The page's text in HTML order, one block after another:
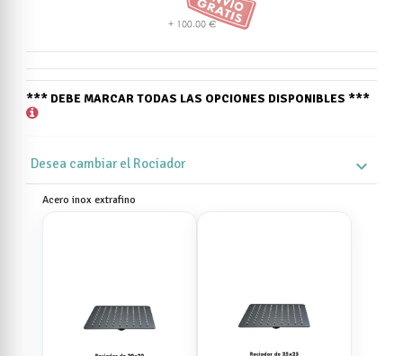
*** DEBE MARCAR TODAS LAS OPCIONES DISPONIBLES ***
Desea cambiar el Rociador expand_more
Acero inox extrafino